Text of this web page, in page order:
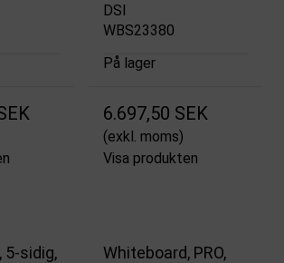
DSI
WBS23380
På lager
6.697,50 SEK
(exkl. moms)
Visa produkten
5-sidig,
Whiteboard, PRO,